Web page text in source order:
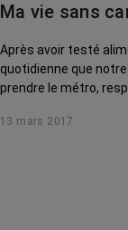
Ma vie sans
Après avoir testé
quotidienne que notre
prendre le métro,
13 mars 2017